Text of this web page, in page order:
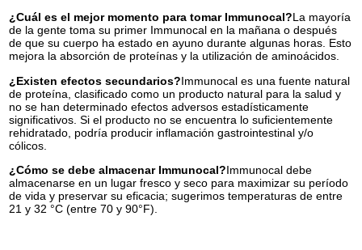
¿Cuál es el mejor momento para tomar Immunocal?La mayoría
de la gente toma su primer Immunocal en la mañana o después
de que su cuerpo ha estado en ayuno durante algunas horas. Esto
mejora la absorción de proteínas y la utilización de aminoácidos.
¿Existen efectos secundarios?Immunocal es una fuente natural
de proteína, clasificado como un producto natural para la salud y
no se han determinado efectos adversos estadísticamente
significativos. Si el producto no se encuentra lo suficientemente
rehidratado, podría producir inflamación gastrointestinal y/o
cólicos.
¿Cómo se debe almacenar Immunocal?Immunocal debe
almacenarse en un lugar fresco y seco para maximizar su período
de vida y preservar su eficacia; sugerimos temperaturas de entre
21 y 32 °C (entre 70 y 90°F).